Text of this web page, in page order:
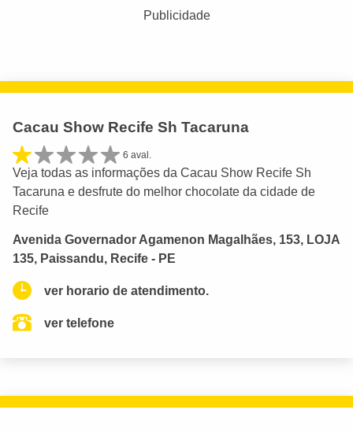
Publicidade
Cacau Show Recife Sh Tacaruna
6 aval.
Veja todas as informações da Cacau Show Recife Sh
Tacaruna e desfrute do melhor chocolate da cidade de
Recife
Avenida Governador Agamenon Magalhães, 153, LOJA
135, Paissandu, Recife - PE
ver horario de atendimento.
ver telefone